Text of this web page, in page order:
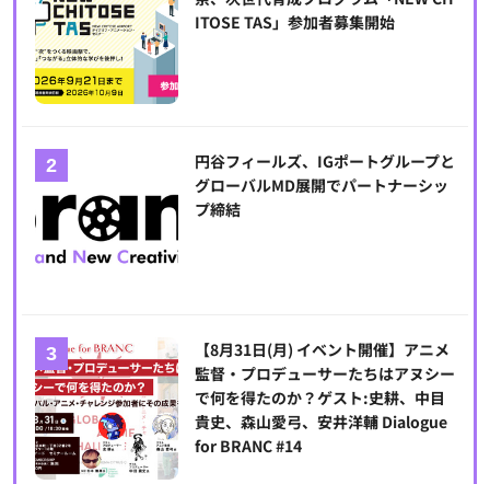
ITOSE TAS」参加者募集開始
円谷フィールズ、IGポートグループと
グローバルMD展開でパートナーシッ
プ締結
【8月31日(月) イベント開催】アニメ
監督・プロデューサーたちはアヌシー
で何を得たのか？ゲスト:史耕、中目
貴史、森山愛弓、安井洋輔 Dialogue
for BRANC #14